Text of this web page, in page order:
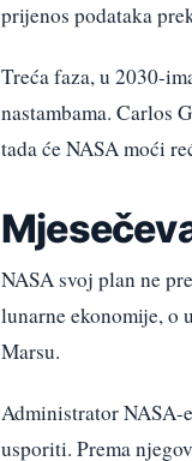
prijenos podataka
Treća faza, u 2030-
nastambama. Carlos
tada će NASA moći
NASA svoj plan ne
lunarne ekonomije,
Marsu.
Administrator NASA-
usporiti. Prema